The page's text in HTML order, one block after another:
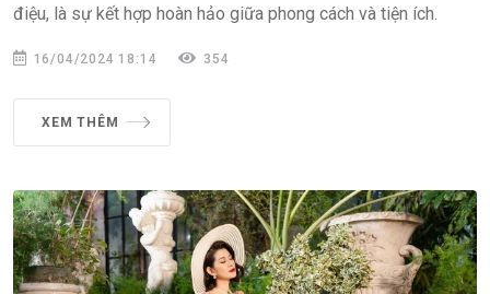
điệu, là sự kết hợp hoàn hảo giữa phong cách và tiện ích.
16/04/2024 18:14 354
XEM THÊM